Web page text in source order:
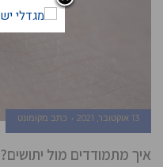
13 אוקטובר, 2021 כתב מקומונט
איך מתמודדים מול יתושים?